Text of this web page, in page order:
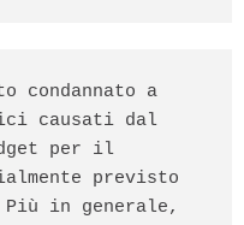
condannato a
causati dal
per il
previsto
in generale,